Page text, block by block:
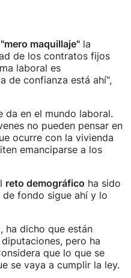
"mero maquillaje"la
de los contratos fijos
laboral es
de confianza está ahí",
da en el mundo laboral.
no pueden pensar en
ocurre con la vivienda
emanciparse a los
reto demográfico ha sido
fondo sigue ahí y lo
, ha dicho que están
pero ha
que lo que se
se vaya a cumplir la ley.